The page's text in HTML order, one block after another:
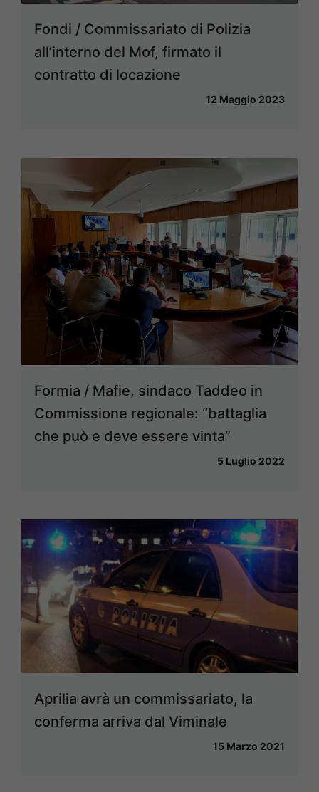
Fondi / Commissariato di Polizia
all’interno del Mof, firmato il
contratto di locazione
12 Maggio 2023
Formia / Mafie, sindaco Taddeo in
Commissione regionale: “battaglia
che può e deve essere vinta”
5 Luglio 2022
Aprilia avrà un commissariato, la
conferma arriva dal Viminale
15 Marzo 2021